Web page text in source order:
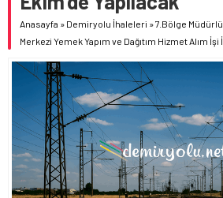
Anasayfa » Demiryolu İhaleleri »7.Bölge
Merkezi Yemek Yapım ve Dağıtım Hizmet Alım